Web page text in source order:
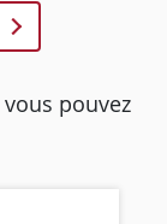
pouvez